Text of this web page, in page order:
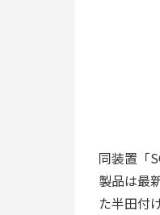
同装置「
製品は最
た半田付